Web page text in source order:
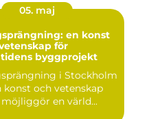
05. maj
en konst
för
byggprojekt
i Stockholm
konst och vetenskap
en värld...